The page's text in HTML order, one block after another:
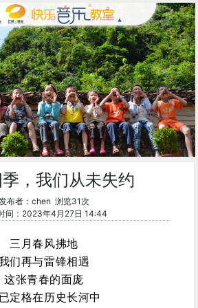
，我们从未失约
发布者：chen 浏览31次
间：2023年4月27日 14:44
三月春风拂地
们再与雷锋相遇
这张青春的面庞
定格在历史长河中